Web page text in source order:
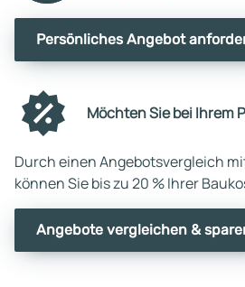
Persönliches Angebot
Möchten Sie bei Ihrem
Durch einen Angebotsvergleich
können Sie bis zu 20 % Ihrer
Angebote vergleichen &